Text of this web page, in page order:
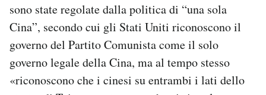
sono state regolate dalla politica di “una sola
Cina”, secondo cui gli Stati Uniti riconoscono il
governo del Partito Comunista come il solo
governo legale della Cina, ma al tempo stesso
«riconoscono che i cinesi su entrambi i lati dello